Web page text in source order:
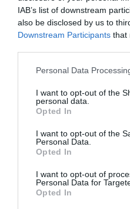
IAB’s list of downstream
also be disclosed by us to
Downstream Participants that
Personal Data
I want to opt-out of the
personal data.
Opted In
I want to opt-out of the
Personal Data.
Opted In
I want to opt-out of
Personal Data for
Opted In